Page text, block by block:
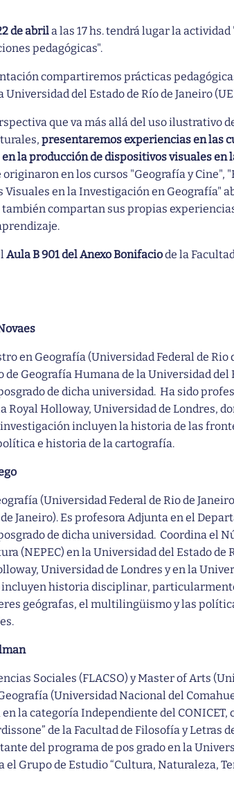
de abrila las 17 hs. tendrá lugar la
pedagógicas".
compartiremos prácticas
Universidad del Estado de Río de Janeiro
que va más allá del uso ilustrativo
presentaremos experiencias en las
la producción de dispositivos visuales en
originaron en los cursos "Geografía y Cine",
Visuales en la Investigación en Geografía"
compartan sus propias
Aula B 901 del Anexo Bonifaciode la
en Geografía (Universidad Federal de Rio
Geografía Humana de la Universidad del
de dicha universidad. Ha sido
Royal Holloway, Universidad de Londres,
investigación incluyen la historia de las
e historia de la cartografía.
(Universidad Federal de Rio de
Janeiro). Es profesora Adjunta en el
de dicha universidad. Coordina el
(NEPEC) en la Universidad del Estado
Universidad de Londres y en la
historia disciplinar,
geógrafas, el multilingüismo y las
Sociales (FLACSO) y Master of Arts
(Universidad Nacional del
la categoría Independiente del
de la Facultad de Filosofía y Letras
del programa de pos grado en la
el Grupo de Estudio “Cultura, Naturaleza,